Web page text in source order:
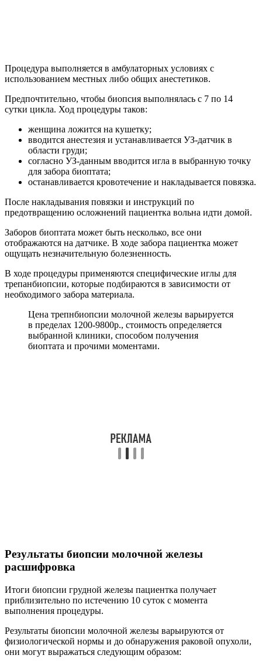
Процедура выполняется в амбулаторных условиях с
использованием местных либо общих анестетиков.
Предпочтительно, чтобы биопсия выполнялась с 7 по 14
сутки цикла. Ход процедуры таков:
женщина ложится на кушетку;
вводится анестезия и устанавливается УЗ-датчик в
области груди;
согласно УЗ-данным вводится игла в выбранную точку
для забора биоптата;
останавливается кровотечение и накладывается повязка.
После накладывания повязки и инструкций по
предотвращению осложнений пациентка вольна идти домой.
Заборов биоптата может быть несколько, все они
отображаются на датчике. В ходе забора пациентка может
ощущать незначительную болезненность.
В ходе процедуры применяются специфические иглы для
трепанбиопсии, которые подбираются в зависимости от
необходимого забора материала.
Цена трепнбиопсии молочной железы варьируется
в пределах 1200-9800р., стоимость определяется
выбранной клиники, способом получения
биоптата и прочими моментами.
Результаты биопсии молочной железы
расшифровка
Итоги биопсии грудной железы пациентка получает
приблизительно по истечению 10 суток с момента
выполнения процедуры.
Результаты биопсии молочной железы варьируются от
физиологической нормы и до обнаружения раковой опухоли,
они могут выражаться следующим образом: